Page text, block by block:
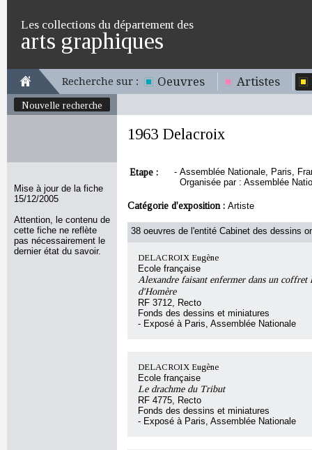
Les collections du département des
arts graphiques
Recherche sur : Oeuvres Artistes
Nouvelle recherche
Mise à jour de la fiche
15/12/2005
Attention, le contenu de
cette fiche ne reflète
pas nécessairement le
dernier état du savoir.
1963 Delacroix
Etape : - Assemblée Nationale, Paris,
Organisée par : Assemblée
Catégorie d'exposition : Artiste
38 oeuvres de l'entité Cabinet des dessins
DELACROIX Eugène
Ecole française
Alexandre faisant enfermer dans un coffret
d'Homère
RF 3712, Recto
Fonds des dessins et miniatures
- Exposé à Paris, Assemblée Nationale
DELACROIX Eugène
Ecole française
Le drachme du Tribut
RF 4775, Recto
Fonds des dessins et miniatures
- Exposé à Paris, Assemblée Nationale